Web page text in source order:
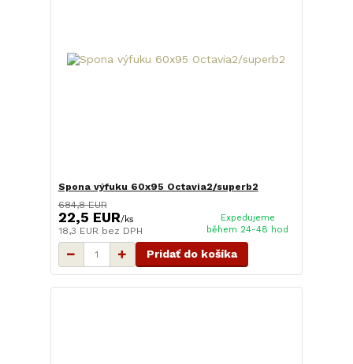
Spona výfuku 60x95 Octavia2/superb2
684,8 EUR
22,5 EUR/ks
18,3 EUR bez DPH
Expedujeme
během 24-48 hod
Pridať do košíka